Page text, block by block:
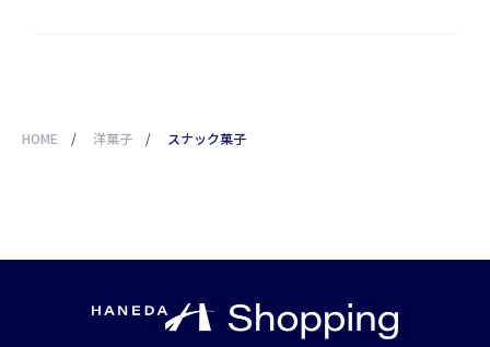
HOME / 洋菓子 / スナック菓子